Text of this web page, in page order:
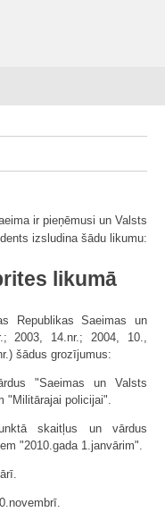
ir pieņēmusi un Valsts
izsludina šādu likumu:
likumā
Republikas Saeimas un
2003, 14.nr.; 2004, 10.,
šādus grozījumus:
"Saeimas un Valsts
"Militārajai policijai".
skaitļus un vārdus
"2010.gada 1.janvārim".